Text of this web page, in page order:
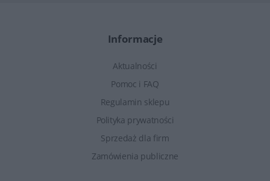
Informacje
Aktualności
Pomoc i FAQ
Regulamin sklepu
Polityka prywatności
Sprzedaż dla firm
Zamówienia publiczne